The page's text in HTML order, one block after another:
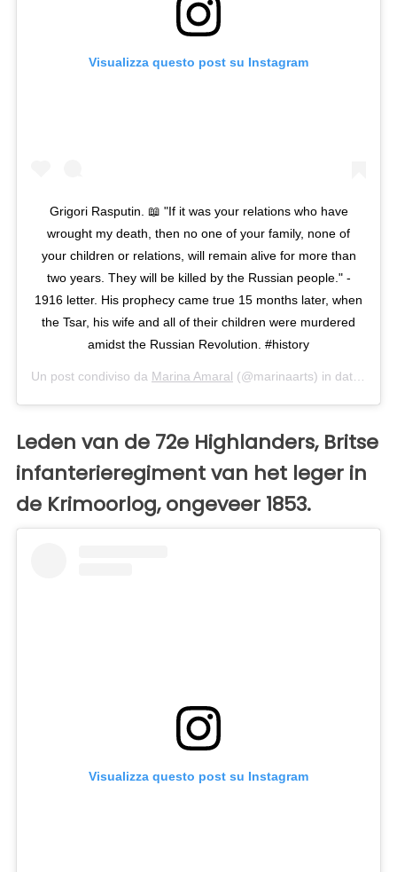
Visualizza questo post su Instagram
Grigori Rasputin. 📖 "If it was your relations who have
wrought my death, then no one of your family, none of
your children or relations, will remain alive for more than
two years. They will be killed by the Russian people." -
1916 letter. His prophecy came true 15 months later, when
the Tsar, his wife and all of their children were murdered
amidst the Russian Revolution. #history
Un post condiviso da Marina Amaral (@marinaarts) in data:
Leden van de 72e Highlanders, Britse
infanterieregiment van het leger in
de Krimoorlog, ongeveer 1853.
Visualizza questo post su Instagram